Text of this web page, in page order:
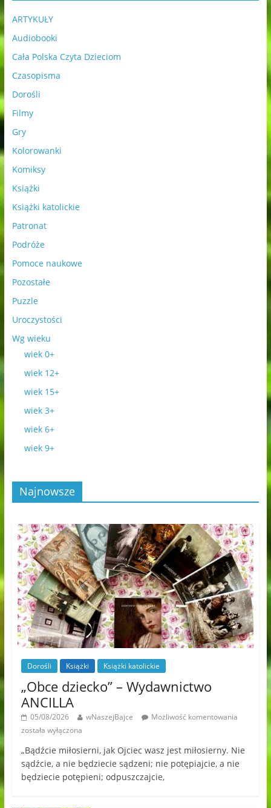
ARTYKUŁY
Audiobooki
Cała Polska Czyta Dzieciom
Czasopisma
Dorośli
Filmy
Gry
Kolorowanki
Komiksy
Książki
Książki katolickie
Patronat
Podróże
Pomoce naukowe
Pozostałe
Puzzle
Uroczystości
Wg wieku
wiek 0+
wiek 12+
wiek 15+
wiek 3+
wiek 6+
wiek 9+
Najnowsze
Dorośli Książki Książki katolickie
„Obce dziecko” – Wydawnictwo
ANCILLA
05/08/2026 wNaszejBajce
Możliwość komentowania
została wyłączona
„Bądźcie miłosierni, jak Ojciec wasz jest miłosierny. Nie
sądźcie, a nie będziecie sądzeni; nie potępiajcie, a nie
będziecie potępieni; odpuszczajcie,